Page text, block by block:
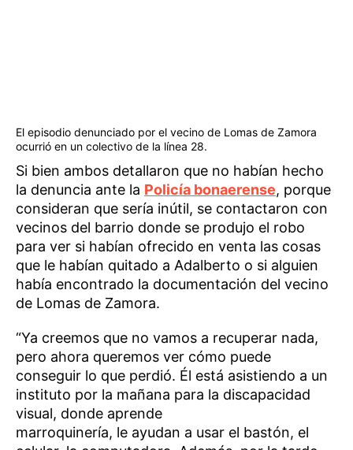
El episodio denunciado por el vecino de Lomas de Zamora
ocurrió en un colectivo de la línea 28.
Si bien ambos detallaron que no habían hecho
la denuncia ante la Policía bonaerense, porque
consideran que sería inútil, se contactaron con
vecinos del barrio donde se produjo el robo
para ver si habían ofrecido en venta las cosas
que le habían quitado a Adalberto o si alguien
había encontrado la documentación del vecino
de Lomas de Zamora.
“Ya creemos que no vamos a recuperar nada,
pero ahora queremos ver cómo puede
conseguir lo que perdió. Él está asistiendo a un
instituto por la mañana para la discapacidad
visual, donde aprende
marroquinería, le ayudan a usar el bastón, el